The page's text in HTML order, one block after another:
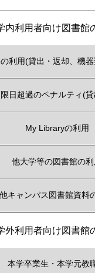
内利用者向け図書館
利用(貸出・返却、機
日超過のペナルティ(
My Libraryの利用
他大学等の図書館の利
他キャンパス図書館資料
外利用者向け図書館
本学卒業生・本学元教